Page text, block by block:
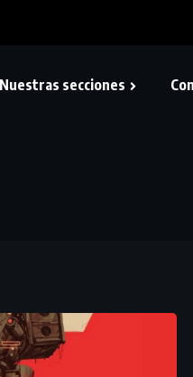
Nuestras secciones